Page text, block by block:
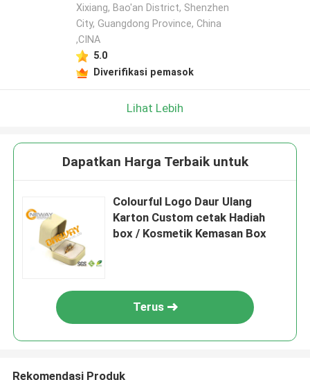
Xixiang, Bao'an District, Shenzhen
City, Guangdong Province, China
,CINA
5.0
Diverifikasi pemasok
Lihat Lebih
Dapatkan Harga Terbaik untuk
Colourful Logo Daur Ulang
Karton Custom cetak Hadiah
box / Kosmetik Kemasan Box
Terus
Rekomendasi Produk